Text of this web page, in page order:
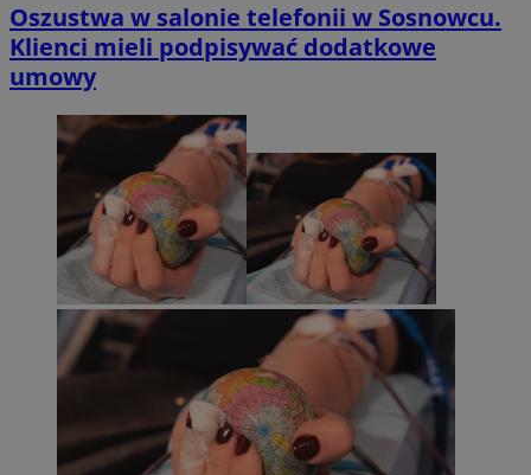
Oszustwa w salonie telefonii w Sosnowcu.
Klienci mieli podpisywać dodatkowe
umowy